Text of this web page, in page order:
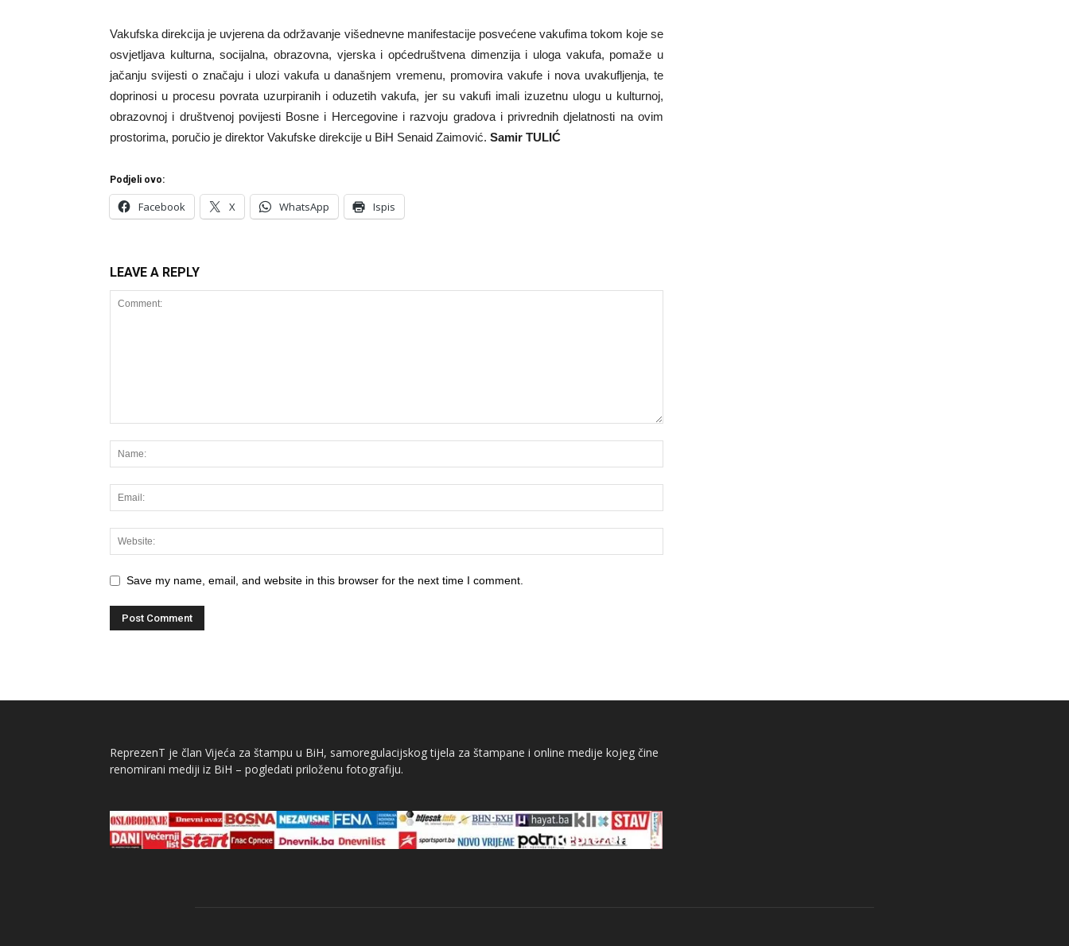
Vakufska direkcija je uvjerena da održavanje višednevne manifestacije posvećene vakufima tokom koje se
osvjetljava kulturna, socijalna, obrazovna, vjerska i općedruštvena dimenzija i uloga vakufa, pomaže u
jačanju svijesti o značaju i ulozi vakufa u današnjem vremenu, promovira vakufe i nova uvakufljenja, te
doprinosi u procesu povrata uzurpiranih i oduzetih vakufa, jer su vakufi imali izuzetnu ulogu u kulturnoj,
obrazovnoj i društvenoj povijesti Bosne i Hercegovine i razvoju gradova i privrednih djelatnosti na ovim
prostorima, poručio je direktor Vakufske direkcije u BiH Senaid Zaimović. Samir TULIĆ
Podjeli ovo:
Facebook X WhatsApp Ispis
LEAVE A REPLY
Save my name, email, and website in this browser for the next time I comment.
ReprezenT je član Vijeća za štampu u BiH, samoregulacijskog tijela za štampane i online medije kojeg čine
renomirani mediji iz BiH – pogledati priloženu fotografiju.